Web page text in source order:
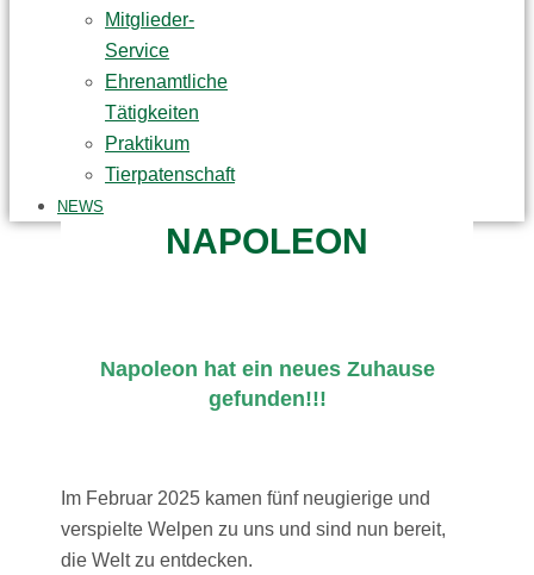
Mitglieder-
Service
Ehrenamtliche
Tätigkeiten
Praktikum
Tierpatenschaft
NEWS
NAPOLEON
Napoleon hat ein neues Zuhause
gefunden!!!
Im Februar 2025 kamen fünf neugierige und
verspielte Welpen zu uns und sind nun bereit,
die Welt zu entdecken.